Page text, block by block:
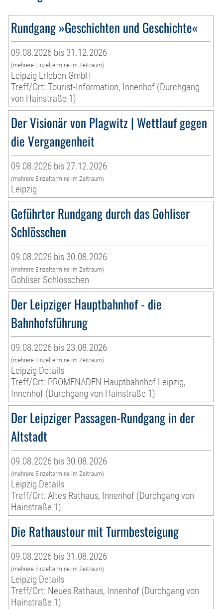
Rundgang »Geschichten und Geschichte«
09.08.2026 bis 31.12.2026
(mehrere Einzeltermine im Zeitraum)
Leipzig Erleben GmbH
Treff/Ort: Tourist-Information, Innenhof (Durchgang
von Hainstraße 1)
Der Visionär von Plagwitz | Wettlauf gegen
die Vergangenheit
09.08.2026 bis 27.12.2026
(mehrere Einzeltermine im Zeitraum)
Leipzig
Geführter Rundgang durch das Gohliser
Schlösschen
09.08.2026 bis 30.08.2026
(mehrere Einzeltermine im Zeitraum)
Gohliser Schlösschen
Der Leipziger Hauptbahnhof - die
Bahnhofsführung
09.08.2026 bis 23.08.2026
(mehrere Einzeltermine im Zeitraum)
Leipzig Details
Treff/Ort: PROMENADEN Hauptbahnhof Leipzig,
Innenhof (Durchgang von Hainstraße 1)
Der Leipziger Passagen-Rundgang in der
Altstadt
09.08.2026 bis 30.08.2026
(mehrere Einzeltermine im Zeitraum)
Leipzig Details
Treff/Ort: Altes Rathaus, Innenhof (Durchgang von
Hainstraße 1)
Die Rathaustour mit Turmbesteigung
09.08.2026 bis 31.08.2026
(mehrere Einzeltermine im Zeitraum)
Leipzig Details
Treff/Ort: Neues Rathaus, Innenhof (Durchgang von
Hainstraße 1)